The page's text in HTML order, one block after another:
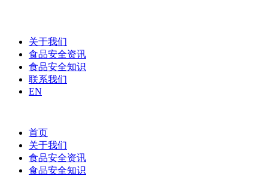
关于我们
食品安全资讯
食品安全知识
联系我们
EN
首页
关于我们
食品安全资讯
食品安全知识